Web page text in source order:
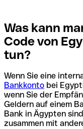
Was kann
Code von
tun?
Wenn Sie eine
Bankkonto bei
wenn Sie der
Geldern auf einem
Bank in Ägypten
zusammen mit